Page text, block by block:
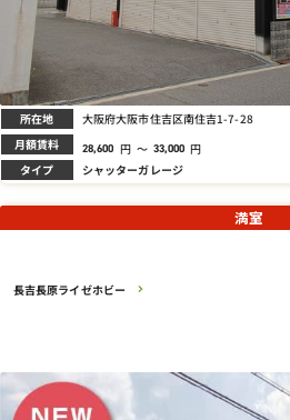
所在地 大阪府大阪市住吉区南住吉1-7-28
月額賃料 28,600 円 ～ 33,000 円
タイプ シャッターガレージ
長吉長原ライゼホビー
満室